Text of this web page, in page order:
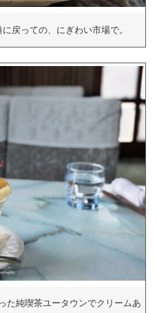
戻っての、にぎわい市場で。
た純喫茶ユータウンでクリームあ